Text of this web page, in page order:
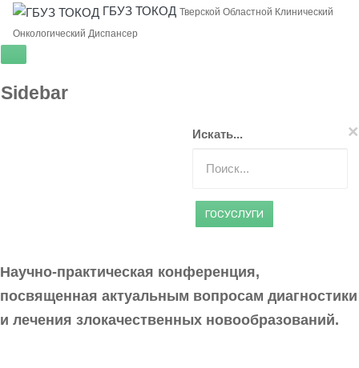
ГБУЗ ТОКОД Тверской Областной Клинический
Онкологический Диспансер
Sidebar
×
Искать...
ГОСУСЛУГИ
Научно-практическая конференция,
посвященная актуальным вопросам диагностики
и лечения злокачественных новообразований.